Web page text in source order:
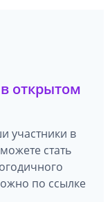
открытом
участники в
стать
по ссылке